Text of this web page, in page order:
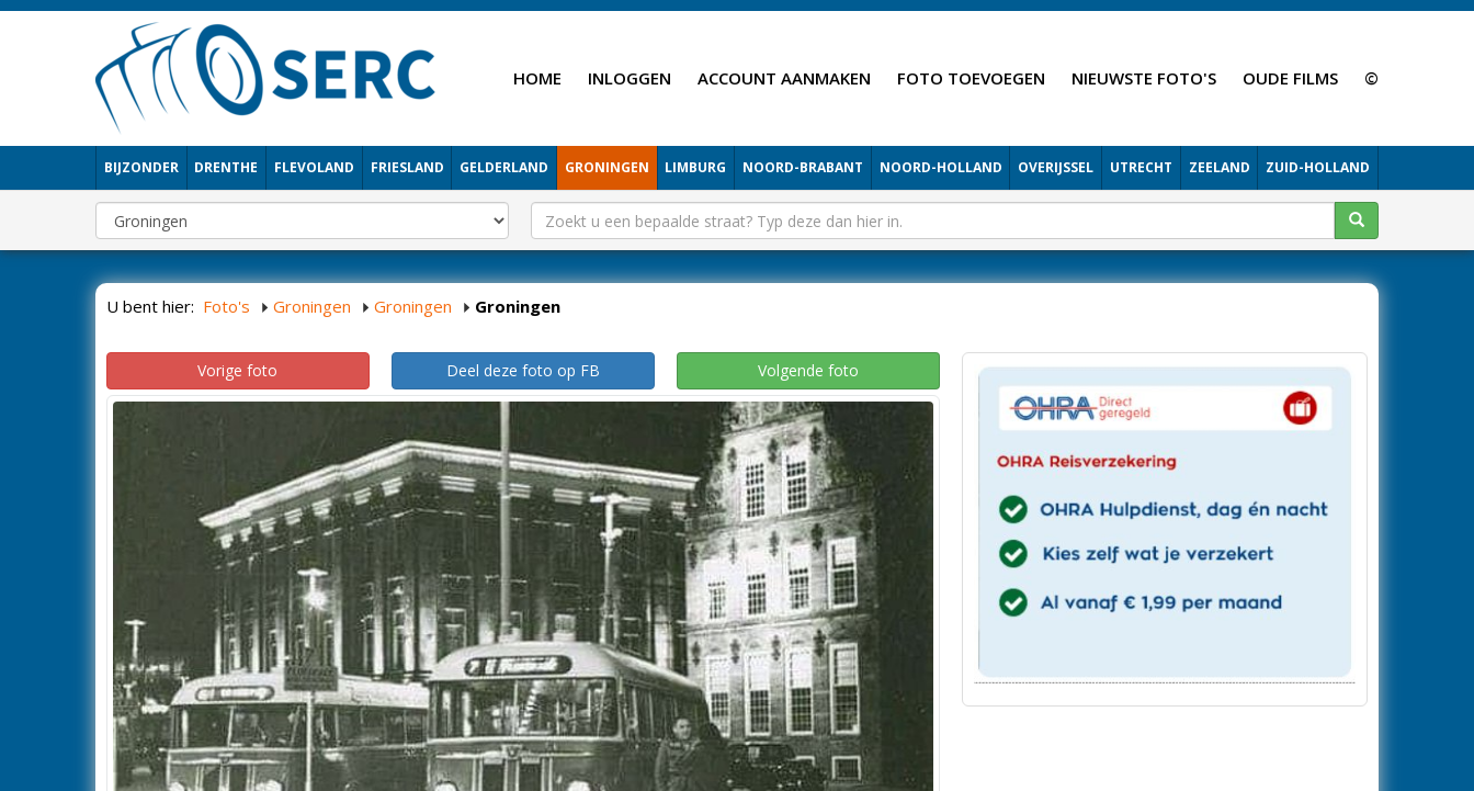
HOME INLOGGEN ACCOUNT AANMAKEN FOTO TOEVOEGEN NIEUWSTE FOTO'S OUDE FILMS ©
BIJZONDER DRENTHE FLEVOLAND FRIESLAND GELDERLAND GRONINGEN LIMBURG NOORD-BRABANT NOORD-HOLLAND OVERIJSSEL UTRECHT ZEELAND ZUID-HOLLAND
U bent hier: Foto's Groningen Groningen Groningen
Vorige foto Deel deze foto op FB Volgende foto